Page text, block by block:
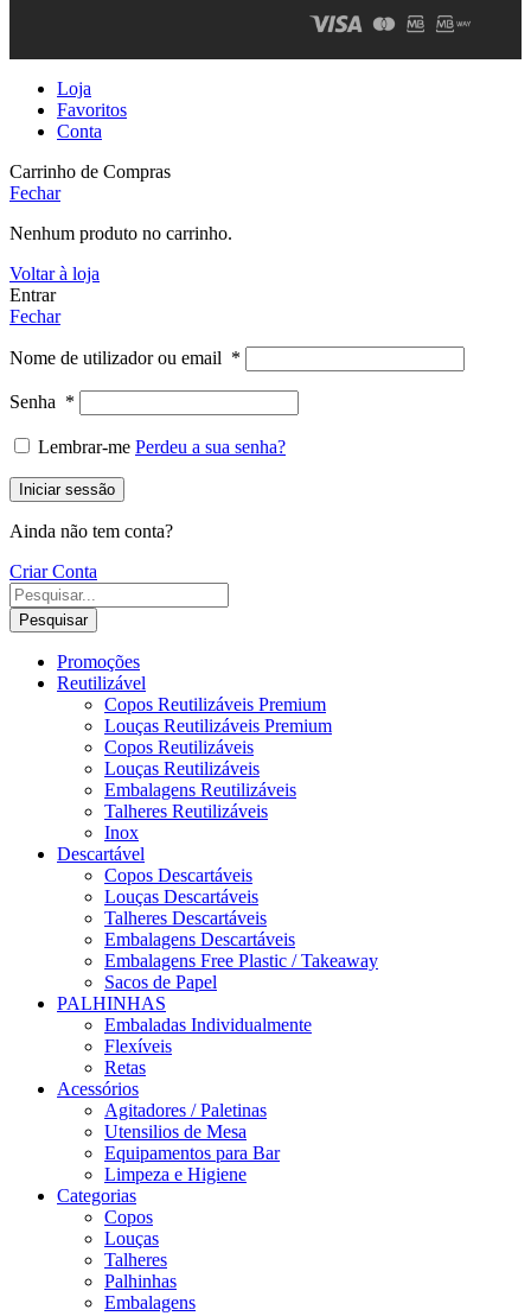
Loja
Favoritos
Conta
Carrinho de Compras
Fechar
Nenhum produto no carrinho.
Voltar à loja
Entrar
Fechar
Nome de utilizador ou email *
Senha *
Lembrar-me Perdeu a sua senha?
Iniciar sessão
Ainda não tem conta?
Criar Conta
Pesquisar
Promoções
Reutilizável
Copos Reutilizáveis Premium
Louças Reutilizáveis Premium
Copos Reutilizáveis
Louças Reutilizáveis
Embalagens Reutilizáveis
Talheres Reutilizáveis
Inox
Descartável
Copos Descartáveis
Louças Descartáveis
Talheres Descartáveis
Embalagens Descartáveis
Embalagens Free Plastic / Takeaway
Sacos de Papel
PALHINHAS
Embaladas Individualmente
Flexíveis
Retas
Acessórios
Agitadores / Paletinas
Utensilios de Mesa
Equipamentos para Bar
Limpeza e Higiene
Categorias
Copos
Louças
Talheres
Palhinhas
Embalagens